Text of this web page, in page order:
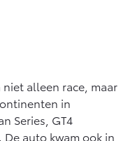
niet alleen race, maar
in
Series, GT4
De auto kwam ook in